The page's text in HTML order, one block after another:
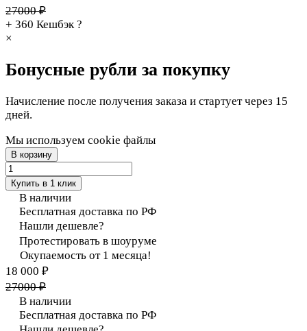
27000 ₽
+ 360 Кешбэк ?
×
Бонусные рубли за покупку
Начисление после получения заказа и стартует через 15
дней.
Мы используем cookie файлы
В корзину
Купить в 1 клик
В наличии
Бесплатная доставка по РФ
Нашли дешевле?
Протестировать в шоуруме
Окупаемость от 1 месяца!
18 000 ₽
27000 ₽
В наличии
Бесплатная доставка по РФ